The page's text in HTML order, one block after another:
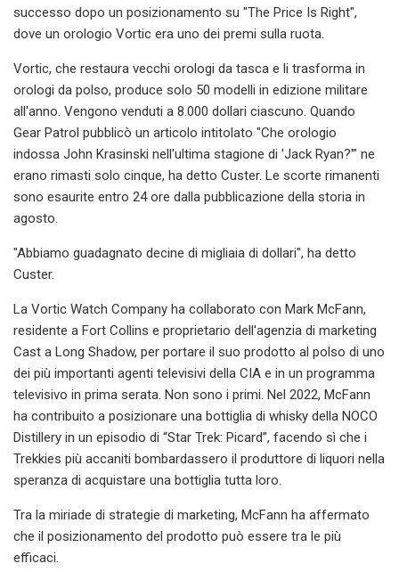
successo dopo un posizionamento su "The Price Is Right",
dove un orologio Vortic era uno dei premi sulla ruota.
Vortic, che restaura vecchi orologi da tasca e li trasforma in
orologi da polso, produce solo 50 modelli in edizione militare
all'anno. Vengono venduti a 8.000 dollari ciascuno. Quando
Gear Patrol pubblicò un articolo intitolato "Che orologio
indossa John Krasinski nell'ultima stagione di 'Jack Ryan?'" ne
erano rimasti solo cinque, ha detto Custer. Le scorte rimanenti
sono esaurite entro 24 ore dalla pubblicazione della storia in
agosto.
"Abbiamo guadagnato decine di migliaia di dollari", ha detto
Custer.
La Vortic Watch Company ha collaborato con Mark McFann,
residente a Fort Collins e proprietario dell'agenzia di marketing
Cast a Long Shadow, per portare il suo prodotto al polso di uno
dei più importanti agenti televisivi della CIA e in un programma
televisivo in prima serata. Non sono i primi. Nel 2022, McFann
ha contribuito a posizionare una bottiglia di whisky della NOCO
Distillery in un episodio di “Star Trek: Picard”, facendo sì che i
Trekkies più accaniti bombardassero il produttore di liquori nella
speranza di acquistare una bottiglia tutta loro.
Tra la miriade di strategie di marketing, McFann ha affermato
che il posizionamento del prodotto può essere tra le più
efficaci.